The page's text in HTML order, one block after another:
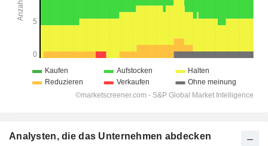
Analysten, die das Unternehmen abdecken